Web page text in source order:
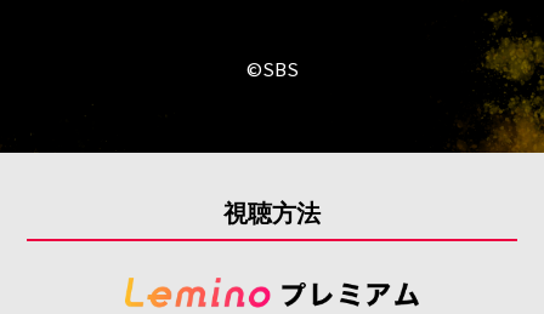
©SBS
視聴方法